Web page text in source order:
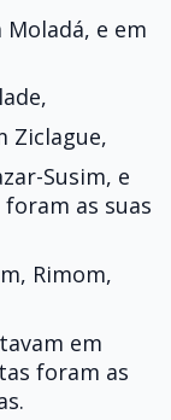
e em
Ziclague,
Susim, e
as suas
Rimom,
em
foram as